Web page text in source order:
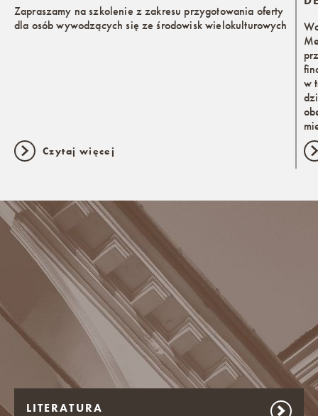
Zapraszamy na szkolenie z zakresu przygotowania oferty
dla osób wywodzących się ze środowisk wielokulturowych
Czytaj więcej
w
LITERATURA